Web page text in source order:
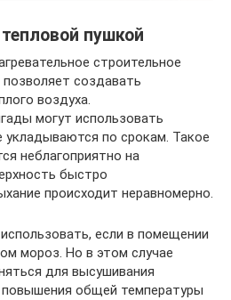
пушкой
строительное
создавать
воздуха.
могут использовать
укладываются по срокам. Такое
неблагоприятно на
быстро
происходит неравномерно.
если в помещении
мороз. Но в этом случае
для высушивания
общей температуры